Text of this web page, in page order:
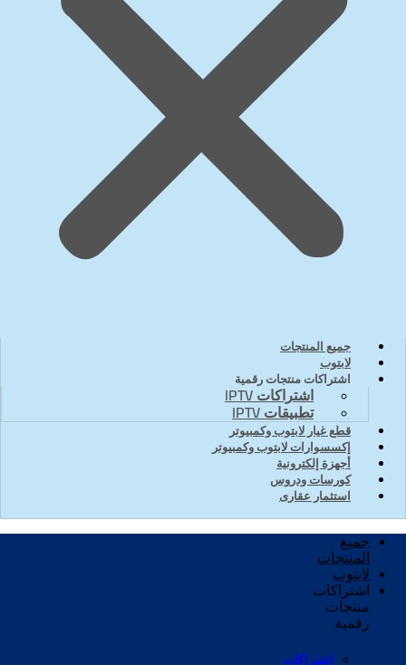
جميع المنتجات
لابتوب
اشتراكات منتجات رقمية
اشتراكات IPTV
تطبيقات IPTV
قطع غيار لابتوب وكمبيوتر
إكسسوارات لابتوب وكمبيوتر
أجهزة إلكترونية
كورسات ودروس
استثمار عقارى
جميع
المنتجات
لابتوب
اشتراكات
منتجات
رقمية
اشتراكات